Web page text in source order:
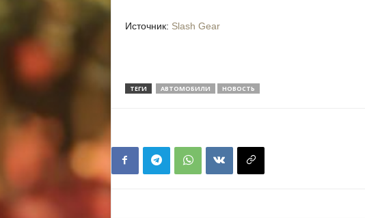
Источник: Slash Gear
ТЕГИ АВТОМОБИЛИ НОВОСТЬ